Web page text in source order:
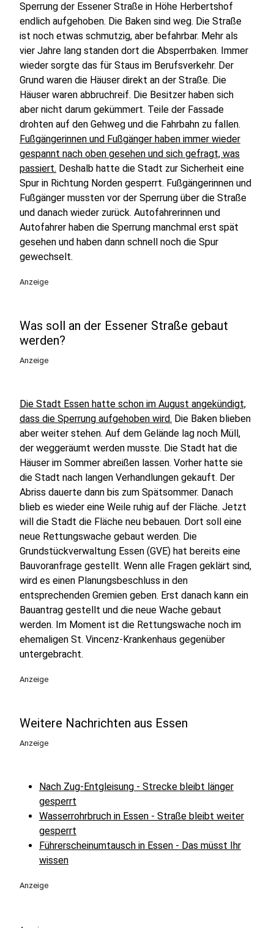
Sperrung der Essener Straße in Höhe Herbertshof
endlich aufgehoben. Die Baken sind weg. Die Straße
ist noch etwas schmutzig, aber befahrbar. Mehr als
vier Jahre lang standen dort die Absperrbaken. Immer
wieder sorgte das für Staus im Berufsverkehr. Der
Grund waren die Häuser direkt an der Straße. Die
Häuser waren abbruchreif. Die Besitzer haben sich
aber nicht darum gekümmert. Teile der Fassade
drohten auf den Gehweg und die Fahrbahn zu fallen.
Fußgängerinnen und Fußgänger haben immer wieder
gespannt nach oben gesehen und sich gefragt, was
passiert. Deshalb hatte die Stadt zur Sicherheit eine
Spur in Richtung Norden gesperrt. Fußgängerinnen und
Fußgänger mussten vor der Sperrung über die Straße
und danach wieder zurück. Autofahrerinnen und
Autofahrer haben die Sperrung manchmal erst spät
gesehen und haben dann schnell noch die Spur
gewechselt.
Anzeige
Was soll an der Essener Straße gebaut
werden?
Anzeige
Die Stadt Essen hatte schon im August angekündigt,
dass die Sperrung aufgehoben wird. Die Baken blieben
aber weiter stehen. Auf dem Gelände lag noch Müll,
der weggeräumt werden musste. Die Stadt hat die
Häuser im Sommer abreißen lassen. Vorher hatte sie
die Stadt nach langen Verhandlungen gekauft. Der
Abriss dauerte dann bis zum Spätsommer. Danach
blieb es wieder eine Weile ruhig auf der Fläche. Jetzt
will die Stadt die Fläche neu bebauen. Dort soll eine
neue Rettungswache gebaut werden. Die
Grundstückverwaltung Essen (GVE) hat bereits eine
Bauvoranfrage gestellt. Wenn alle Fragen geklärt sind,
wird es einen Planungsbeschluss in den
entsprechenden Gremien geben. Erst danach kann ein
Bauantrag gestellt und die neue Wache gebaut
werden. Im Moment ist die Rettungswache noch im
ehemaligen St. Vincenz-Krankenhaus gegenüber
untergebracht.
Anzeige
Weitere Nachrichten aus Essen
Anzeige
Nach Zug-Entgleisung - Strecke bleibt länger
gesperrt
Wasserrohrbruch in Essen - Straße bleibt weiter
gesperrt
Führerscheinumtausch in Essen - Das müsst Ihr
wissen
Anzeige